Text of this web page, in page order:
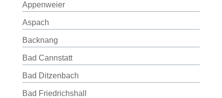
Appenweier
Aspach
Backnang
Bad Cannstatt
Bad Ditzenbach
Bad Friedrichshall